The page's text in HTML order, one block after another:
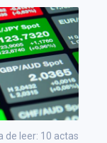
de leer: 10 actas